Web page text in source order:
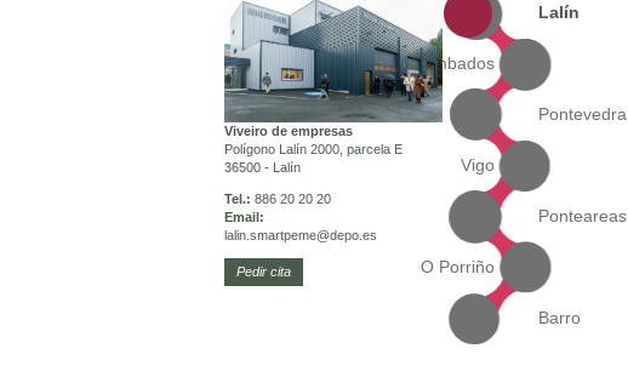
Viveiro de empresas
Polígono Lalín 2000, parcela E
36500 - Lalín
Tel.: 886 20 20 20
Email:
lalin.smartpeme@depo.es
Pedir cita
Lalín
Cambados
Pontevedra
Vigo
Ponteareas
O Porriño
Barro